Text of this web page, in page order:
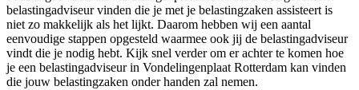
belastingadviseur vinden die je met je belastingzaken assisteert is
niet zo makkelijk als het lijkt. Daarom hebben wij een aantal
eenvoudige stappen opgesteld waarmee ook jij de belastingadviseur
vindt die je nodig hebt. Kijk snel verder om er achter te komen hoe
je een belastingadviseur in Vondelingenplaat Rotterdam kan vinden
die jouw belastingzaken onder handen zal nemen.